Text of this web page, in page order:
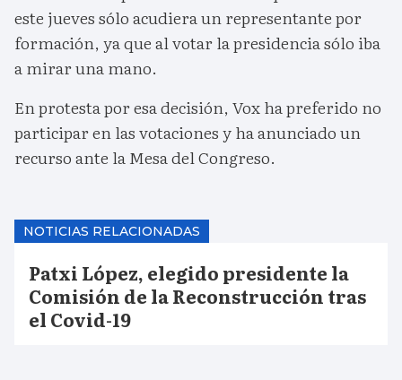
este jueves sólo acudiera un representante por
formación, ya que al votar la presidencia sólo iba
a mirar una mano.
En protesta por esa decisión, Vox ha preferido no
participar en las votaciones y ha anunciado un
recurso ante la Mesa del Congreso.
NOTICIAS RELACIONADAS
Patxi López, elegido presidente la
Comisión de la Reconstrucción tras
el Covid-19